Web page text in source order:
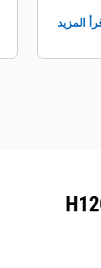
المزيد